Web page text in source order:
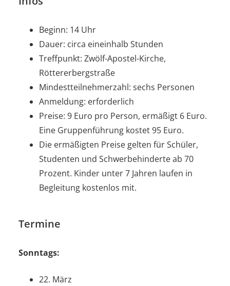
Beginn: 14 Uhr
Dauer: circa eineinhalb Stunden
Treffpunkt: Zwölf-Apostel-Kirche,
Röttererbergstraße
Mindestteilnehmerzahl: sechs Personen
Anmeldung: erforderlich
Preise: 9 Euro pro Person, ermäßigt 6 Euro.
Eine Gruppenführung kostet 95 Euro.
Die ermäßigten Preise gelten für Schüler,
Studenten und Schwerbehinderte ab 70
Prozent. Kinder unter 7 Jahren laufen in
Begleitung kostenlos mit.
Termine
Sonntags:
22. März